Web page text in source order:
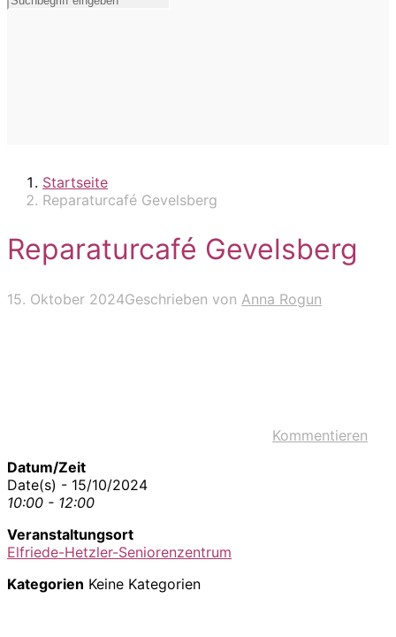
Startseite
Reparaturcafé Gevelsberg
Reparaturcafé Gevelsberg
15. Oktober 2024Geschrieben von Anna Rogun
Kommentieren
Datum/Zeit
Date(s) - 15/10/2024
10:00 - 12:00
Veranstaltungsort
Elfriede-Hetzler-Seniorenzentrum
Kategorien Keine Kategorien